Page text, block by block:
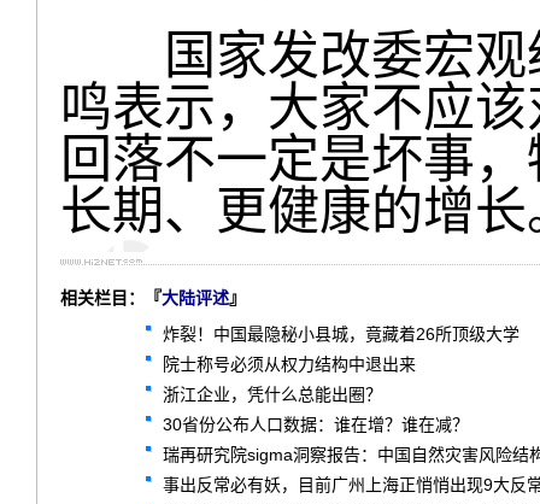
国家发改委宏观
鸣表示，大家不应
回落不一定是坏事
长期、更健康的增长
相关栏目：『大陆评述』
炸裂！中国最隐秘小县城，竟藏着26所顶级大学
院士称号必须从权力结构中退出来
浙江企业，凭什么总能出圈？
30省份公布人口数据：谁在增？谁在减？
瑞再研究院sigma洞察报告：中国自然灾害风险结
事出反常必有妖，目前广州上海正悄悄出现9大反